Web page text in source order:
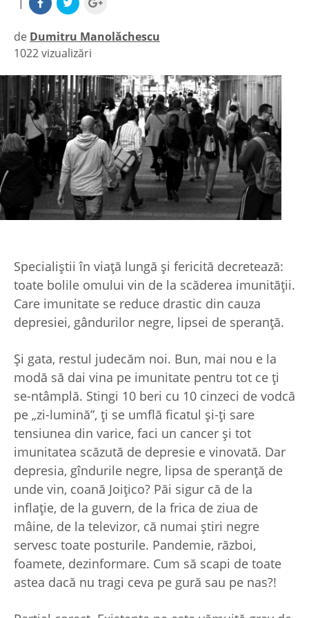
de Dumitru Manolăchescu
|
1022 vizualizări
Specialiştii în viaţă lungă şi fericită decretează:
toate bolile omului vin de la scăderea imunităţii.
Care imunitate se reduce drastic din cauza
depresiei, gândurilor negre, lipsei de speranţă.
Şi gata, restul judecăm noi. Bun, mai nou e la
modă să dai vina pe imunitate pentru tot ce ţi
se-ntâmplă. Stingi 10 beri cu 10 cinzeci de vodcă
pe „zi-lumină”, ţi se umflă ficatul şi-ţi sare
tensiunea din varice, faci un cancer şi tot
imunitatea scăzută de depresie e vinovată. Dar
depresia, gîndurile negre, lipsa de speranţă de
unde vin, coană Joiţico? Păi sigur că de la
inflaţie, de la guvern, de la frica de ziua de
mâine, de la televizor, că numai ştiri negre
servesc toate posturile. Pandemie, război,
foamete, dezinformare. Cum să scapi de toate
astea dacă nu tragi ceva pe gură sau pe nas?!